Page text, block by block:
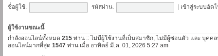
ชื่อผู้ใช้:
รหัสผ่าน: เข้าสู่ระบบอัต
ผู้ใช้งานขณะนี้
กำลังออนไลน์ทั้งหมด 215 ท่าน :: ไม่มีผู้ใช้งานที่เป็นสมาชิก, ไม่มีผู้ซ่อนตัว และ บุคค
ออนไลน์มากที่สุด 1547 ท่าน เมื่อ อาทิตย์ มี.ค. 01, 2026 5:27 am